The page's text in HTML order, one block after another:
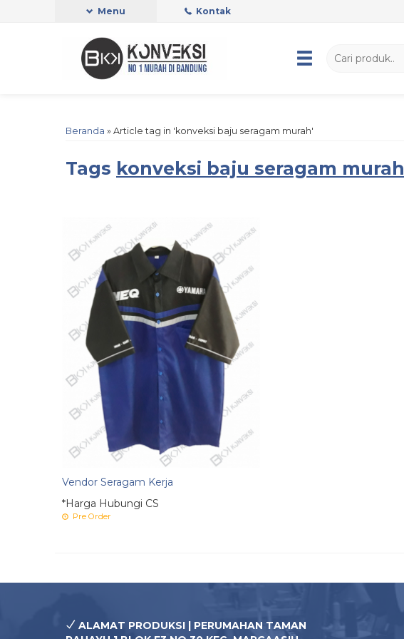
Menu Kontak
Beranda » Article tag in 'konveksi baju seragam murah'
Tags konveksi baju seragam murah
Vendor Seragam Kerja
*Harga Hubungi CS
Pre Order
ALAMAT PRODUKSI | PERUMAHAN TAMAN